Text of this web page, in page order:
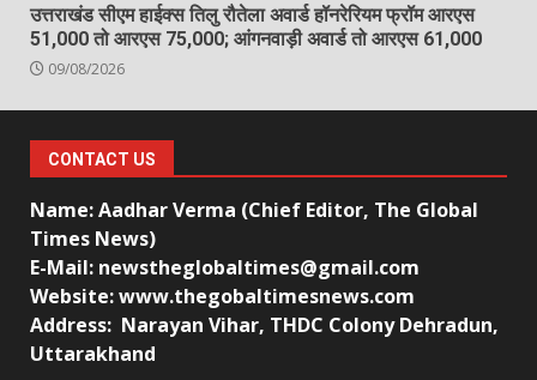
उत्तराखंड सीएम हाईक्स तिलु रौतेला अवार्ड हॉनरेरियम फ्रॉम आरएस
51,000 तो आरएस 75,000; आंगनवाड़ी अवार्ड तो आरएस 61,000
09/08/2026
CONTACT US
Name: Aadhar Verma (Chief Editor, The Global
Times News)
E-Mail: newstheglobaltimes@gmail.com
Website: www.thegobaltimesnews.com
Address: Narayan Vihar, THDC Colony Dehradun,
Uttarakhand